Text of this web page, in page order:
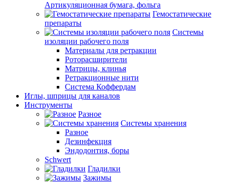
Артикуляционная бумага, фольга
Гемостатические
препараты
Системы
изоляции рабочего поля
Материалы для ретракции
Роторасширители
Матрицы, клинья
Ретракционные нити
Система Коффердам
Иглы, шприцы для каналов
Инструменты
Разное
Системы хранения
Разное
Дезинфекция
Эндодонтия, боры
Schwert
Гладилки
Зажимы